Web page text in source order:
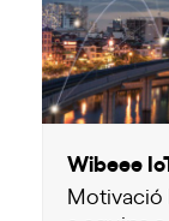
Wibeee
Motivació